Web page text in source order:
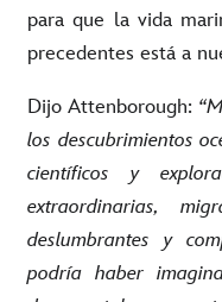
para que la vida
precedentes está a
Dijo Attenborough:
los descubrimientos
científicos y
extraordinarias,
deslumbrantes y
podría haber